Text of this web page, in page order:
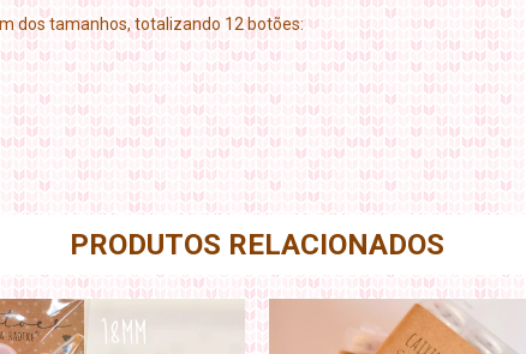
dos tamanhos, totalizando 12 botões:
PRODUTOS RELACIONADOS